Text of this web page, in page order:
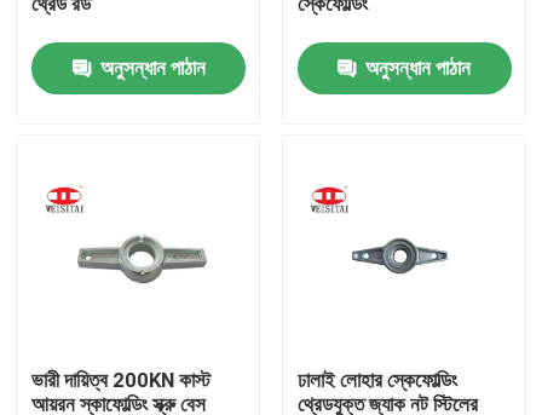
মান নিয়ন্ত্রণ
যোগাযোগ করুন
মামলা
ফ্রেম ভারা পার্টস
অনুসন্ধান পাঠান অনুসন্ধান পাঠান
ভারী দায়িত্ব 200KN কাস্ট
আয়রন স্কাফোল্ডিং স্ক্রু বেস
ঢালাই লোহার স্কেফোল্ডিং
থ্রেডযুক্ত জ্যাক নট স্টিলের